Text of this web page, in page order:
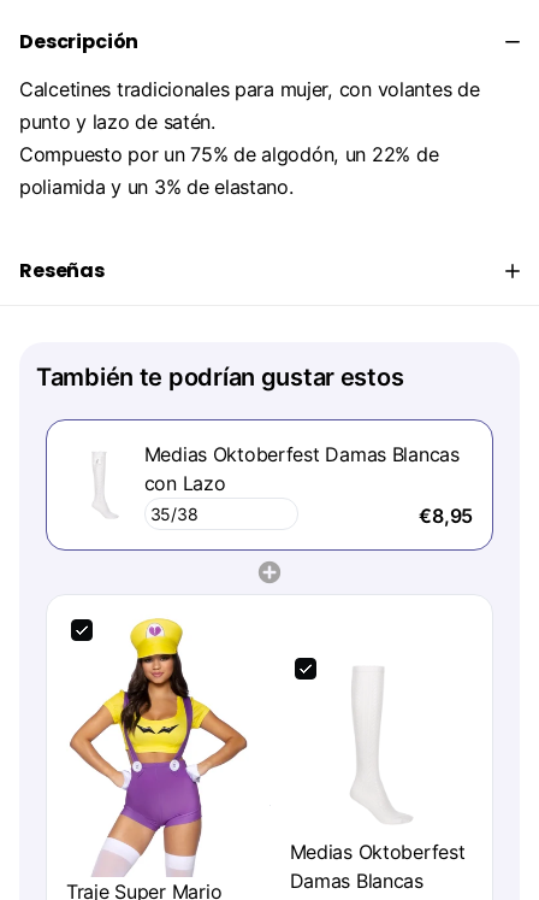
Descripción
Calcetines tradicionales para mujer, con volantes de
punto y lazo de satén.
Compuesto por un 75% de algodón, un 22% de
poliamida y un 3% de elastano.
Reseñas
También te podrían gustar estos
Medias Oktoberfest Damas Blancas
con Lazo
€8,95
Traje Super Mario
Medias Oktoberfest
Damas Blancas